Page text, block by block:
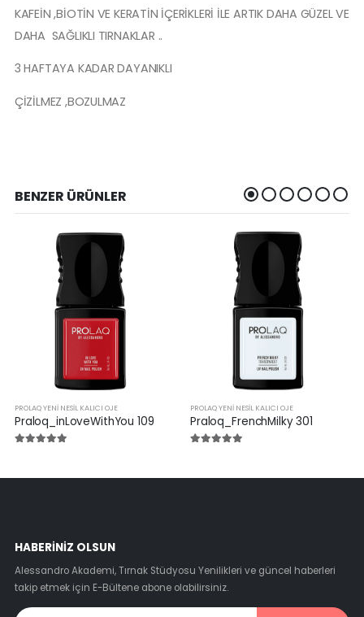
KAFEİN ,BİOTİN VE KERATİN İÇERİKLERİ İLE ARTIK DAHA GÜZEL VE
DAHA SAĞLIKLI TIRNAKLAR ..
3 HAFTAYA KADAR DAYANIKLI
ÇİZİLMEZ ,BOZULMAZ
BENZER ÜRÜNLER
PROLAQ YENI NESIL KALICI OJE
Praloq_inLoveWithYou 109
PROLAQ YENI NESIL KALICI OJE
Praloq_FrenchMilky 301
HABERINIZ OLSUN
Alessandro Akademi, Tırnak Stüdyosu Yenilikleri ve güncel haberleri
takip etmek için E-Bültene abone olabilirsiniz.